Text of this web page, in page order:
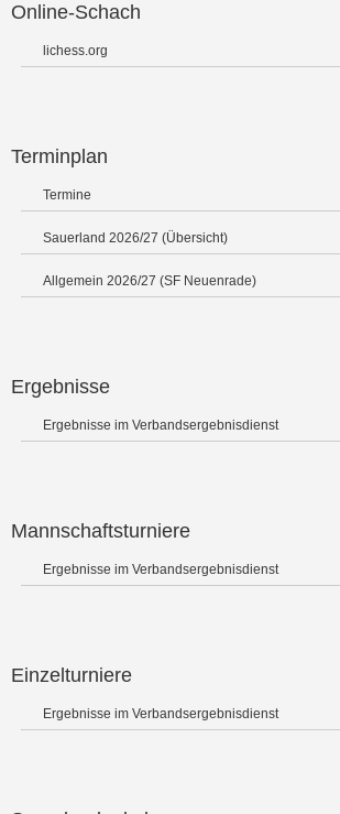
Online-Schach
lichess.org
Terminplan
Termine
Sauerland 2026/27 (Übersicht)
Allgemein 2026/27 (SF Neuenrade)
Ergebnisse
Ergebnisse im Verbandsergebnisdienst
Mannschaftsturniere
Ergebnisse im Verbandsergebnisdienst
Einzelturniere
Ergebnisse im Verbandsergebnisdienst